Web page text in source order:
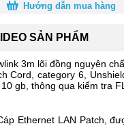
Hướng dẫn mua hàng
SẢN PHẨM
3m lõi đồng nguyên
Cord, category 6,
gb, thông qua kiểm tra
Ethernet LAN Patch,